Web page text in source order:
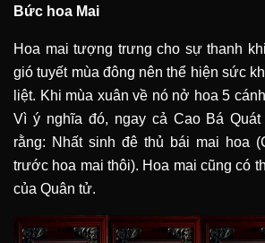
Bức hoa Mai
Hoa mai tượng trưng cho sự thanh
gió tuyết mùa đông nên thể hiện sức
liệt. Khi mùa xuân về nó nở hoa 5
Vì ý nghĩa đó, ngay cả Cao Bá
rằng: Nhất sinh đê thủ bái mai hoa
trước hoa mai thôi). Hoa mai cũng có
của Quân tử.